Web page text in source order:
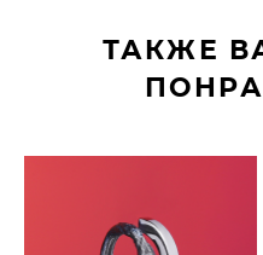
ТАКЖЕ